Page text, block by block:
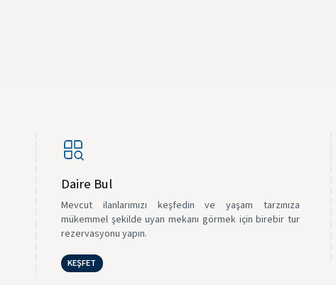
Daire Bul
Mevcut ilanlarımızı keşfedin ve yaşam tarzınıza
mükemmel şekilde uyan mekanı görmek için birebir tur
rezervasyonu yapın.
KEŞFET